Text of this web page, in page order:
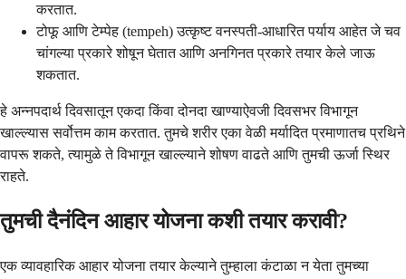
करतात.
टोफू आणि टेम्पेह (tempeh) उत्कृष्ट वनस्पती-आधारित पर्याय आहेत जे चव
चांगल्या प्रकारे शोषून घेतात आणि अनगिनत प्रकारे तयार केले जाऊ
शकतात.
हे अन्नपदार्थ दिवसातून एकदा किंवा दोनदा खाण्याऐवजी दिवसभर विभागून
खाल्ल्यास सर्वोत्तम काम करतात. तुमचे शरीर एका वेळी मर्यादित प्रमाणातच प्रथिने
वापरू शकते, त्यामुळे ते विभागून खाल्ल्याने शोषण वाढते आणि तुमची ऊर्जा स्थिर
राहते.
तुमची दैनंदिन आहार योजना कशी तयार करावी?
एक व्यावहारिक आहार योजना तयार केल्याने तुम्हाला कंटाळा न येता तुमच्या